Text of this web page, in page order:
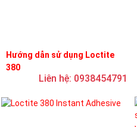
Hướng dẫn sử dụng Loctite
380
Liên hệ: 0938454791